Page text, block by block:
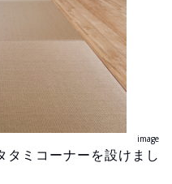
image
タミコーナーを設けまし